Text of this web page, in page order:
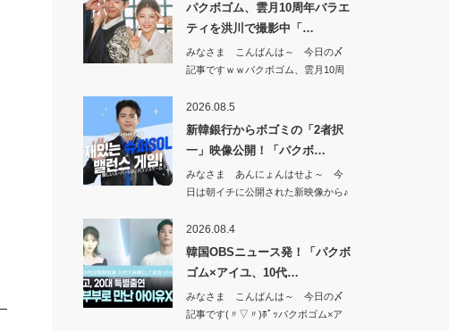
パクボゴム、雲月10周年バラエ
ティを洪川で撮影中「…
みなさま こんばんは～ 今日の〆
記事ですｗｗパクボゴム、雲月10周
2026.08.5
新韓銀行からボゴミの「2者択
一」映像公開！「パクボ…
みなさま あんにょんはせよ～ 今
日は朝イチに公開された新映像から♪
2026.08.4
韓国OBSニュース発！「パクボ
ゴム×アイユ、10代…
みなさま こんばんは～ 今日の〆
記事です(〃▽〃)ﾎﾟｯパクボゴム×ア